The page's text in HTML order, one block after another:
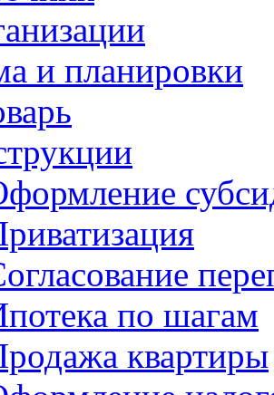
и планировки
по шагам
квартиры